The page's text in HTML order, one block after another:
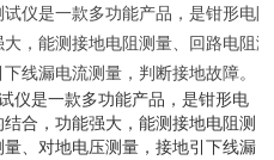
仪是一款多功能产品，是钳形电
，能测接地电阻测量、回路电阻
线漏电流测量，判断接地故障。
仪是一款多功能产品，是钳形电
合，功能强大，能测接地电阻测
、对地电压测量，接地引下线漏